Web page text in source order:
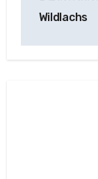
Wildlachs